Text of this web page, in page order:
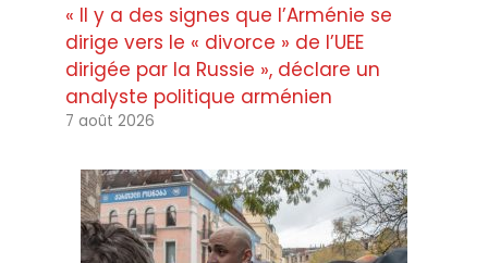
« Il y a des signes que l’Arménie se
dirige vers le « divorce » de l’UEE
dirigée par la Russie », déclare un
analyste politique arménien
7 août 2026